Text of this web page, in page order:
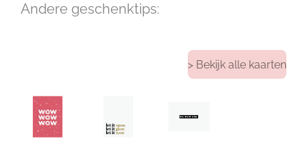
Andere geschenktips:
> Bekijk alle kaarten